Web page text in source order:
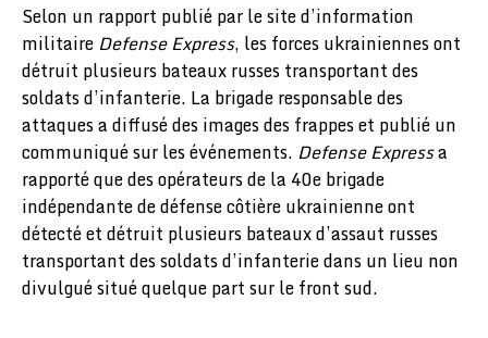
Selon un rapport publié par le site d’information
militaireDefense Express, les forces ukrainiennes ont
détruit plusieurs bateaux russes transportant des
soldats d’infanterie. La brigade responsable des
attaques a diffusé des images des frappes et publié un
communiqué sur les événements. Defense Expressa
rapporté que des opérateurs de la 40e brigade
indépendante de défense côtière ukrainienne ont
détecté et détruit plusieurs bateaux d’assaut russes
transportant des soldats d’infanterie dans un lieu non
divulgué situé quelque part sur le front sud.